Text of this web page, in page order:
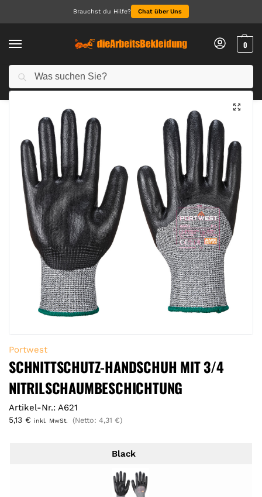
Brauchst du Hilfe? Chat über Uns
0
Start Arbeitshandschuhe / Schnittschutzhandschuhe
Portwest
SCHNITTSCHUTZ-HANDSCHUH MIT 3/4
NITRILSCHAUMBESCHICHTUNG
Artikel-Nr.: A621
5,13 € inkl. MwSt. (Netto: 4,31 €)
Black